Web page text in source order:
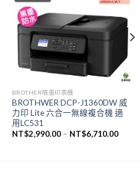
BROTHER噴墨印表機
BROTHWER DCP-J1360DW 威
力印 Lite 六合一無線複合機 適
用LC531
NT$2,990.00– NT$6,710.00